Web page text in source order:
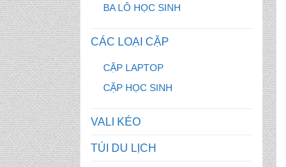
BA LÔ HỌC SINH
CÁC LOẠI CẶP
CẶP LAPTOP
CẶP HỌC SINH
VALI KÉO
TÚI DU LỊCH